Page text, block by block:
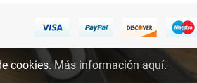
cookies.Más información aquí.